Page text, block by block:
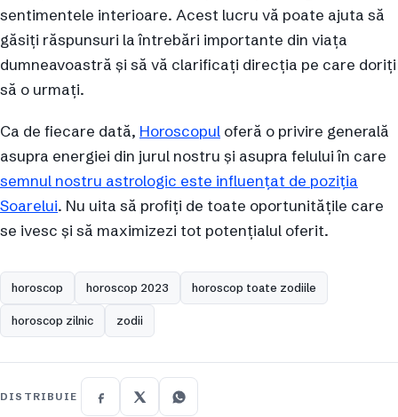
sentimentele interioare. Acest lucru vă poate ajuta să
găsiți răspunsuri la întrebări importante din viața
dumneavoastră și să vă clarificați direcția pe care doriți
să o urmați.
Ca de fiecare dată, Horoscopul oferă o privire generală
asupra energiei din jurul nostru și asupra felului în care
semnul nostru astrologic este influențat de poziția
Soarelui. Nu uita să profiți de toate oportunitățile care
se ivesc și să maximizezi tot potențialul oferit.
horoscop horoscop 2023 horoscop toate zodiile
horoscop zilnic zodii
DISTRIBUIE